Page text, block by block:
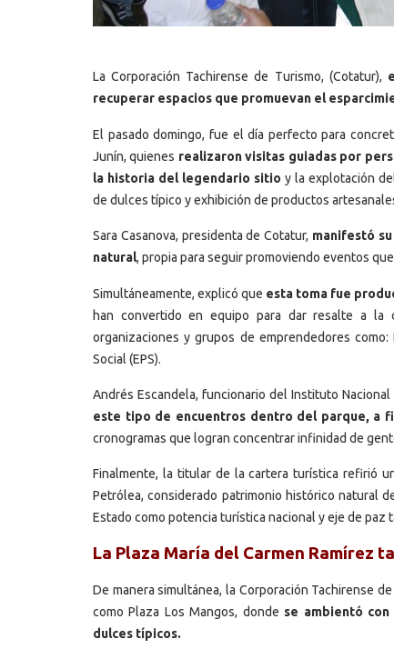
La Corporación Tachirense de Turismo, (Cotatur),
recuperar espacios que promuevan el
El pasado domingo, fue el día perfecto para
Junín, quienes realizaron visitas guiadas por
la historia del legendario sitio y la explotación
de dulces típico y exhibición de productos
Sara Casanova, presidenta de Cotatur, manifestó
natural, propia para seguir promoviendo eventos
Simultáneamente, explicó que esta toma fue
han convertido en equipo para dar resalte a la
organizaciones y grupos de emprendedores
Social (EPS).
Andrés Escandela, funcionario del Instituto
este tipo de encuentros dentro del parque, a
cronogramas que logran concentrar infinidad de
Finalmente, la titular de la cartera turística refirió
Petrólea, considerado patrimonio histórico natural
Estado como potencia turística nacional y eje de paz
La Plaza María del Carmen Ramírez
De manera simultánea, la Corporación Tachirense
como Plaza Los Mangos, donde se ambientó
dulces típicos.